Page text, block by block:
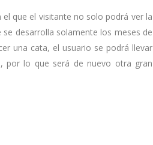
el que el visitante no solo podrá ver la
desarrolla solamente los meses de
una cata, el usuario se podrá llevar
por lo que será de nuevo otra gran